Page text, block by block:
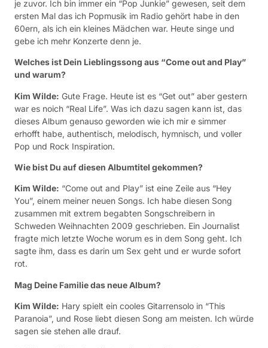
je zuvor. Ich bin immer ein “Pop Junkie” gewesen, seit dem
ersten Mal das ich Popmusik im Radio gehört habe in den
60ern, als ich ein kleines Mädchen war. Heute singe und
gebe ich mehr Konzerte denn je.
Welches ist Dein Lieblingssong aus “Come out and Play”
und warum?
Kim Wilde: Gute Frage. Heute ist es “Get out” aber gestern
war es noich “Real Life”. Was ich dazu sagen kann ist, das
dieses Album genauso geworden wie ich mir e simmer
erhofft habe, authentisch, melodisch, hymnisch, und voller
Pop und Rock Inspiration.
Wie bist Du auf diesen Albumtitel gekommen?
Kim Wilde: “Come out and Play” ist eine Zeile aus “Hey
You”, einem meiner neuen Songs. Ich habe diesen Song
zusammen mit extrem begabten Songschreibern in
Schweden Weihnachten 2009 geschrieben. Ein Journalist
fragte mich letzte Woche worum es in dem Song geht. Ich
sagte ihm, dass es darin um Sex geht und er wurde sofort
rot.
Mag Deine Familie das neue Album?
Kim Wilde: Hary spielt ein cooles Gitarrensolo in “This
Paranoia”, und Rose liebt diesen Song am meisten. Ich würde
sagen sie stehen alle drauf.